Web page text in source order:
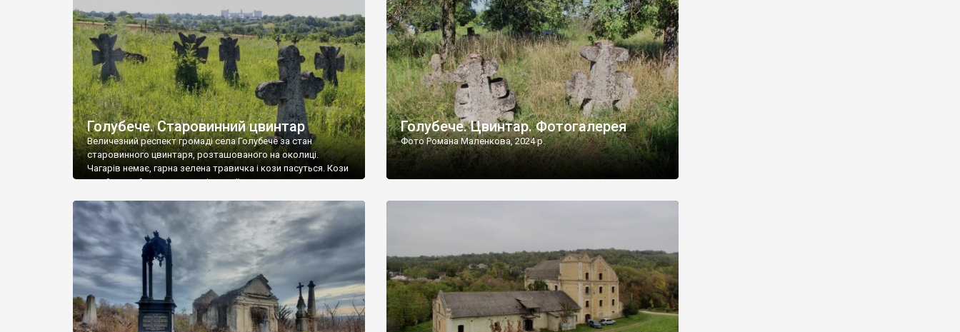
[…]
Голубече. Старовинний цвинтар
Величезний респект громаді села Голубече за стан
старовинного цвинтаря, розташованого на околиці.
Чагарів немає, гарна зелена травичка і кози пасуться. Кози
– найкращий регулятор шкідливої, для старих кладовищ,
бруньками, кози ті бруньки обгризають, бо то улюблений
делікатес. На цвинтарі у Голубечому ціла колекція
різноманітних форм хрестів. Село відносно невелике, […]
Голубече. Цвинтар. Фотогалерея
Фото Романа Маленкова, 2024 р.